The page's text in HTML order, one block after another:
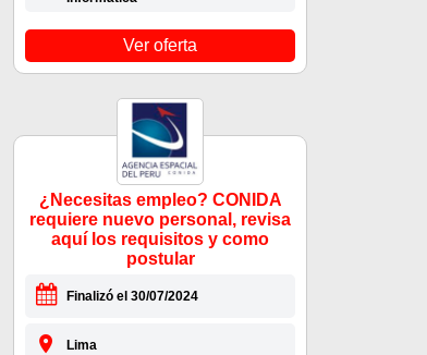
Ver oferta
¿Necesitas empleo? CONIDA
requiere nuevo personal, revisa
aquí los requisitos y como
postular
Finalizó el 30/07/2024
Lima